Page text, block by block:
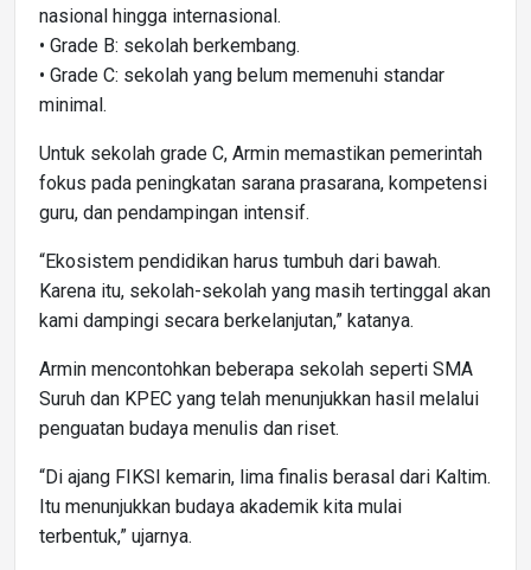
nasional hingga internasional.
• Grade B: sekolah berkembang.
• Grade C: sekolah yang belum memenuhi standar
minimal.
Untuk sekolah grade C, Armin memastikan pemerintah
fokus pada peningkatan sarana prasarana, kompetensi
guru, dan pendampingan intensif.
“Ekosistem pendidikan harus tumbuh dari bawah.
Karena itu, sekolah-sekolah yang masih tertinggal akan
kami dampingi secara berkelanjutan,” katanya.
Armin mencontohkan beberapa sekolah seperti SMA
Suruh dan KPEC yang telah menunjukkan hasil melalui
penguatan budaya menulis dan riset.
“Di ajang FIKSI kemarin, lima finalis berasal dari Kaltim.
Itu menunjukkan budaya akademik kita mulai
terbentuk,” ujarnya.